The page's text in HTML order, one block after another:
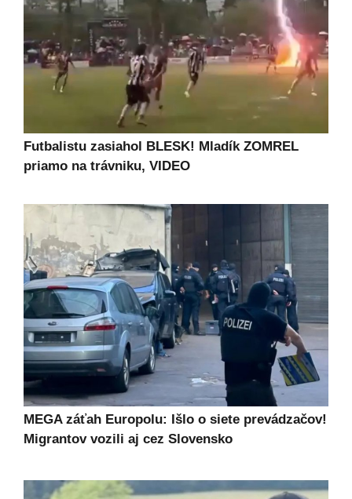
Futbalistu zasiahol BLESK! Mladík ZOMREL
priamo na trávniku, VIDEO
MEGA záťah Europolu: Išlo o siete prevádzačov!
Migrantov vozili aj cez Slovensko